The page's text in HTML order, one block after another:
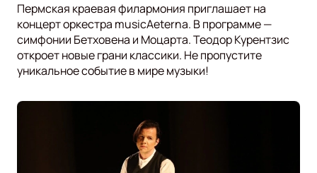
Пермская краевая филармония приглашает на
концерт оркестра musicAeterna. В программе —
симфонии Бетховена и Моцарта. Теодор Курентзис
откроет новые грани классики. Не пропустите
уникальное событие в мире музыки!